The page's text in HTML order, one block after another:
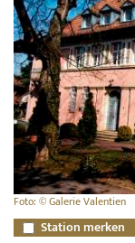
Foto: © Galerie Valentien
Station merken